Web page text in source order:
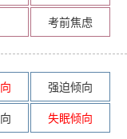
考前焦虑
强迫倾向
失眠倾向